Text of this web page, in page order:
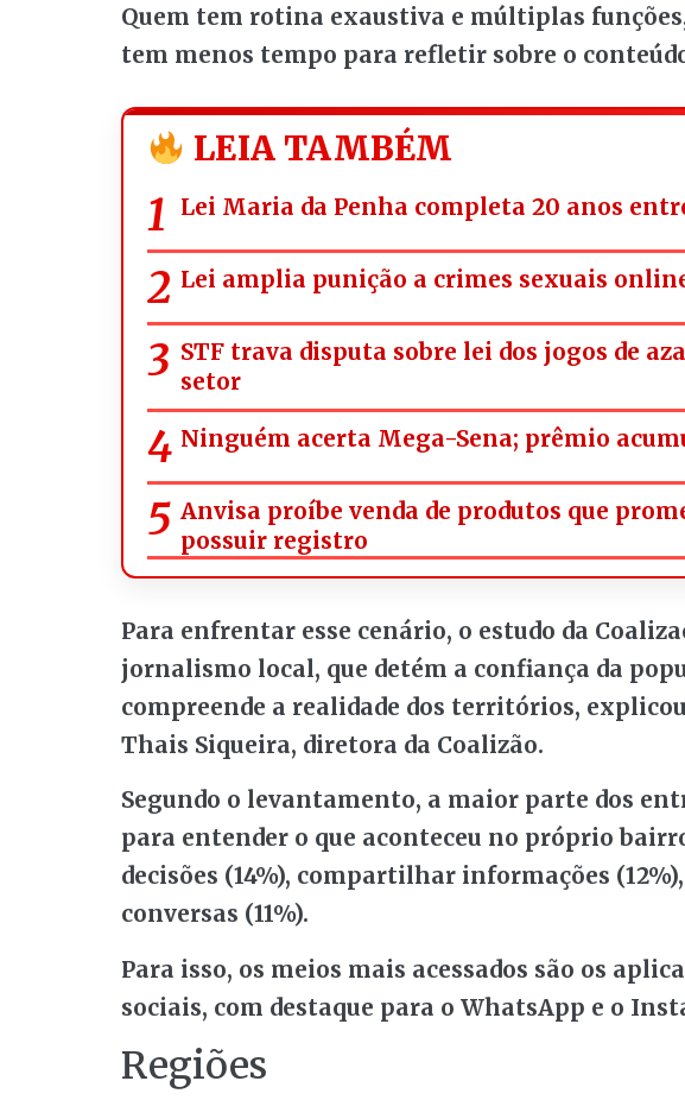
Quem tem rotina exaustiva e múltiplas
tem menos tempo para refletir sobre o
LEIA TAMBÉM
Lei Maria da Penha completa 20 anos
Lei amplia punição a crimes sexuais
STF trava disputa sobre lei dos jogos de
setor
Ninguém acerta Mega-Sena; prêmio
Anvisa proíbe venda de produtos que
possuir registro
Para enfrentar esse cenário, o estudo da
jornalismo local, que detém a confiança da
compreende a realidade dos territórios,
Thais Siqueira, diretora da Coalizão.
Segundo o levantamento, a maior parte dos
para entender o que aconteceu no próprio
decisões (14%), compartilhar informações
conversas (11%).
Para isso, os meios mais acessados são os
sociais, com destaque para o WhatsApp e o
Regiões